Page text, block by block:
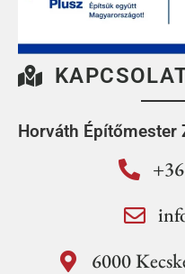
Horváth Építőmester
6000